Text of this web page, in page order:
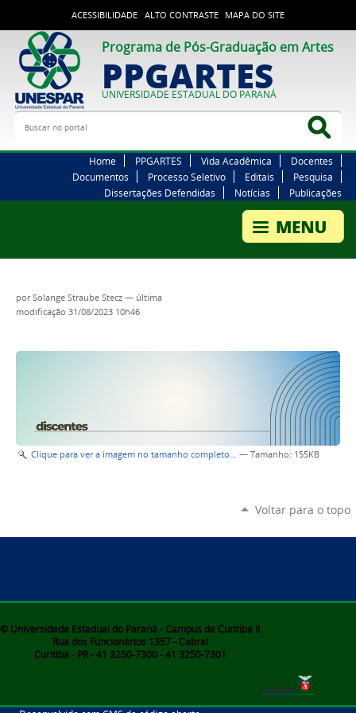
ACESSIBILIDADE ALTO CONTRASTE MAPA DO SITE
Programa de Pós-Graduação em Artes
PPGARTES
UNIVERSIDADE ESTADUAL DO PARANÁ
Buscar no portal
Home PPGARTES Vida Acadêmica
Docentes
Documentos
Processo Seletivo Editais
Pesquisa
Dissertações Defendidas
Notícias Publicações
porSolange Straube Stecz — última
modificação 31/08/2023 10h46
Clique para ver a imagem no tamanho completo… — Tamanho: 155KB
Voltar para o topo
© Universidade Estadual do Paraná - Campus de Curitiba II
Rua dos Funcionários 1357 - Cabral
Curitiba - PR - 41 3250-7300 - 41 3250-7301